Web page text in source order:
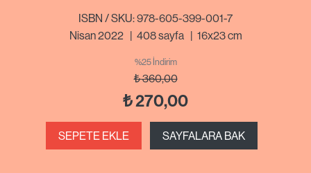
ISBN / SKU: 978-605-399-001-7
Nisan 2022 | 408sayfa | 16x23 cm
%25 İndirim
₺360,00
₺270,00
SEPETE EKLE SAYFALARA BAK